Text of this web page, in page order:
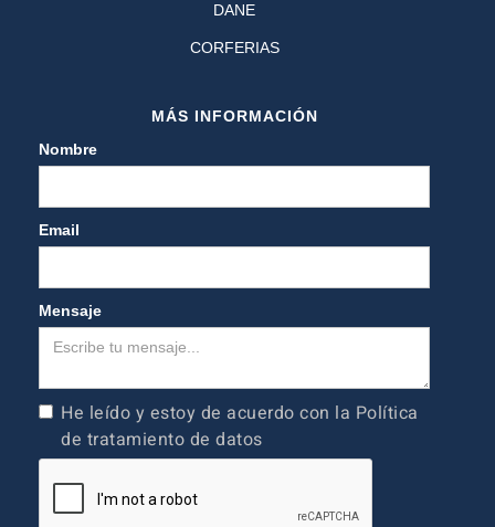
DANE
CORFERIAS
MÁS INFORMACIÓN
Nombre
Email
Mensaje
He leído y estoy de acuerdo con la Política
de tratamiento de datos